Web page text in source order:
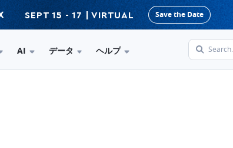
SEPT 15 - 17 | VIRTUAL Save the Date
AI データ ヘルプ